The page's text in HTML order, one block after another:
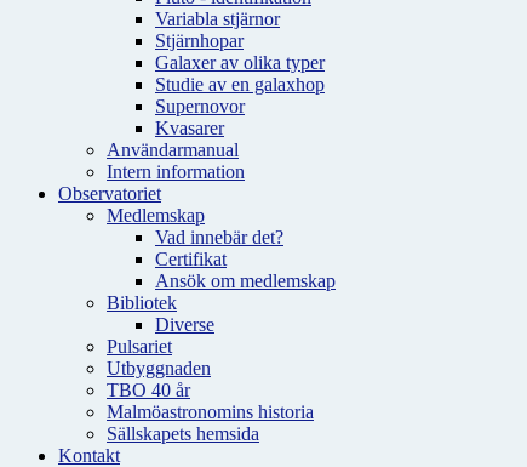
Variabla stjärnor
Stjärnhopar
Galaxer av olika typer
Studie av en galaxhop
Supernovor
Kvasarer
Användarmanual
Intern information
Observatoriet
Medlemskap
Vad innebär det?
Certifikat
Ansök om medlemskap
Bibliotek
Diverse
Pulsariet
Utbyggnaden
TBO 40 år
Malmöastronomins historia
Sällskapets hemsida
Kontakt